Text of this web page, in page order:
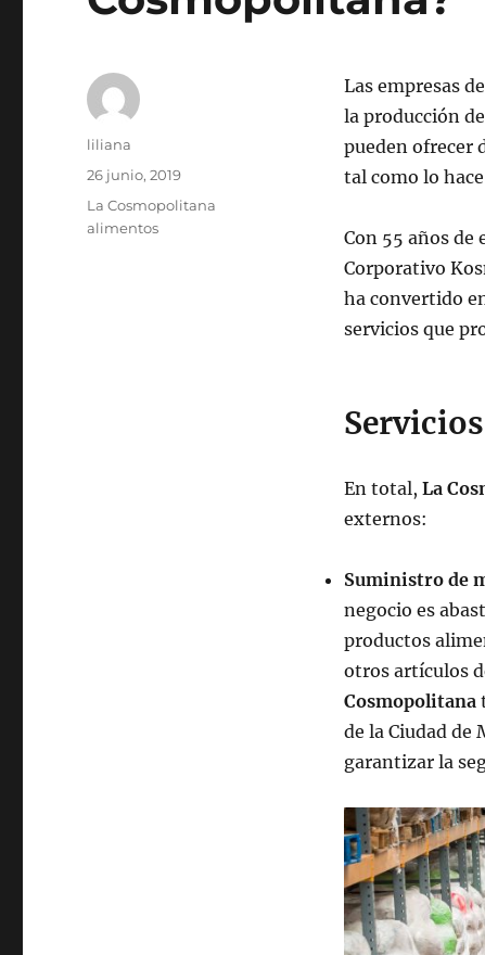
Las empresas
la producción
pueden ofrecer
tal como lo hace
Con 55 años de
Corporativo
ha convertido
servicios que
En total, La
externos:
Suministro de
negocio es
productos
otros artículos
Cosmopolitana
de la Ciudad de
garantizar la
Autor
liliana
Publicado
26 junio, 2019
Categorías
La Cosmopolitana
alimentos